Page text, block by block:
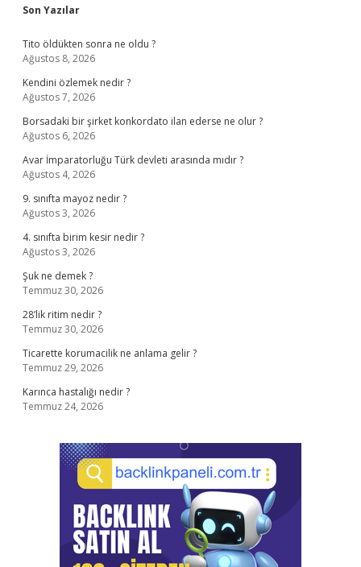
Sidebar
Son Yazılar
Tito öldükten sonra ne oldu ?
Ağustos 8, 2026
Kendini özlemek nedir ?
Ağustos 7, 2026
Borsadaki bir şirket konkordato ilan ederse ne olur ?
Ağustos 6, 2026
Avar İmparatorluğu Türk devleti arasında mıdır ?
Ağustos 4, 2026
9. sınıfta mayoz nedir ?
Ağustos 3, 2026
4. sınıfta birim kesir nedir ?
Ağustos 3, 2026
Şuk ne demek ?
Temmuz 30, 2026
28’lik ritim nedir ?
Temmuz 30, 2026
Ticarette korumacilik ne anlama gelir ?
Temmuz 29, 2026
Karınca hastalığı nedir ?
Temmuz 24, 2026